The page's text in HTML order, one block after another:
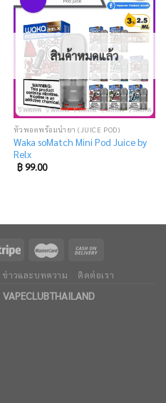
Add
to
wishlist
สินค้าหมดแล้ว
หัวพอตพร้อมน้ำยา (JUICE POD)
Waka soMatch Mini Pod Juice by
Relx
฿99.00
ข่าวและบทความ ติดต่อเรา
VAPECLUBTHAILAND